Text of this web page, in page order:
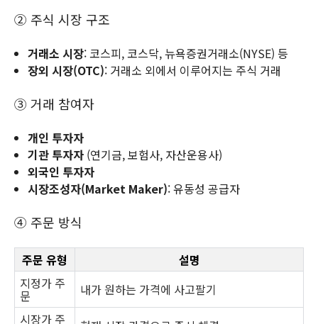
② 주식 시장 구조
거래소 시장: 코스피, 코스닥, 뉴욕증권거래소(NYSE) 등
장외 시장(OTC): 거래소 외에서 이루어지는 주식 거래
③ 거래 참여자
개인 투자자
기관 투자자 (연기금, 보험사, 자산운용사)
외국인 투자자
시장조성자(Market Maker): 유동성 공급자
④ 주문 방식
주문 유형
설명
지정가 주
문
내가 원하는 가격에 사고팔기
시장가 주